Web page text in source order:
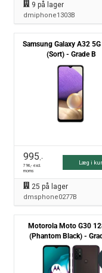
9 på lager
dmiphone1303B
Samsung Galaxy A32 5G
(Sort) - Grade B
995,-
796,- excl.
moms
Læg i
25 på lager
dmsphone0277B
Motorola Moto G30
(Phantom Black) -